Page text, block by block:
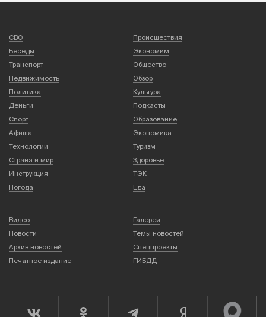
СВО
Происшествия
Беседы
Экономим
Транспорт
Общество
Недвижимость
Обзор
Политика
Культура
Деньги
Подкасты
Спорт
Образование
Афиша
Экономика
Технологии
Туризм
Страна и мир
Здоровье
Инструкция
ТЭК
Погода
Еда
Видео
Галереи
Новости
Темы новостей
Архив новостей
Спецпроекты
Печатное издание
ГИБДД